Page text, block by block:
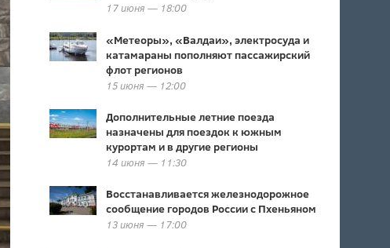
17 июня — 18:00
«Метеоры», «Валдаи», электросуда и
катамараны пополняют пассажирский
флот регионов
15 июня — 12:00
Дополнительные летние поезда
назначены для поездок к южным
курортам и в другие регионы
14 июня — 11:30
Восстанавливается железнодорожное
сообщение городов России с Пхеньяном
13 июня — 17:00